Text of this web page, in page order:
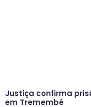
Justiça confirma
em Tremembé